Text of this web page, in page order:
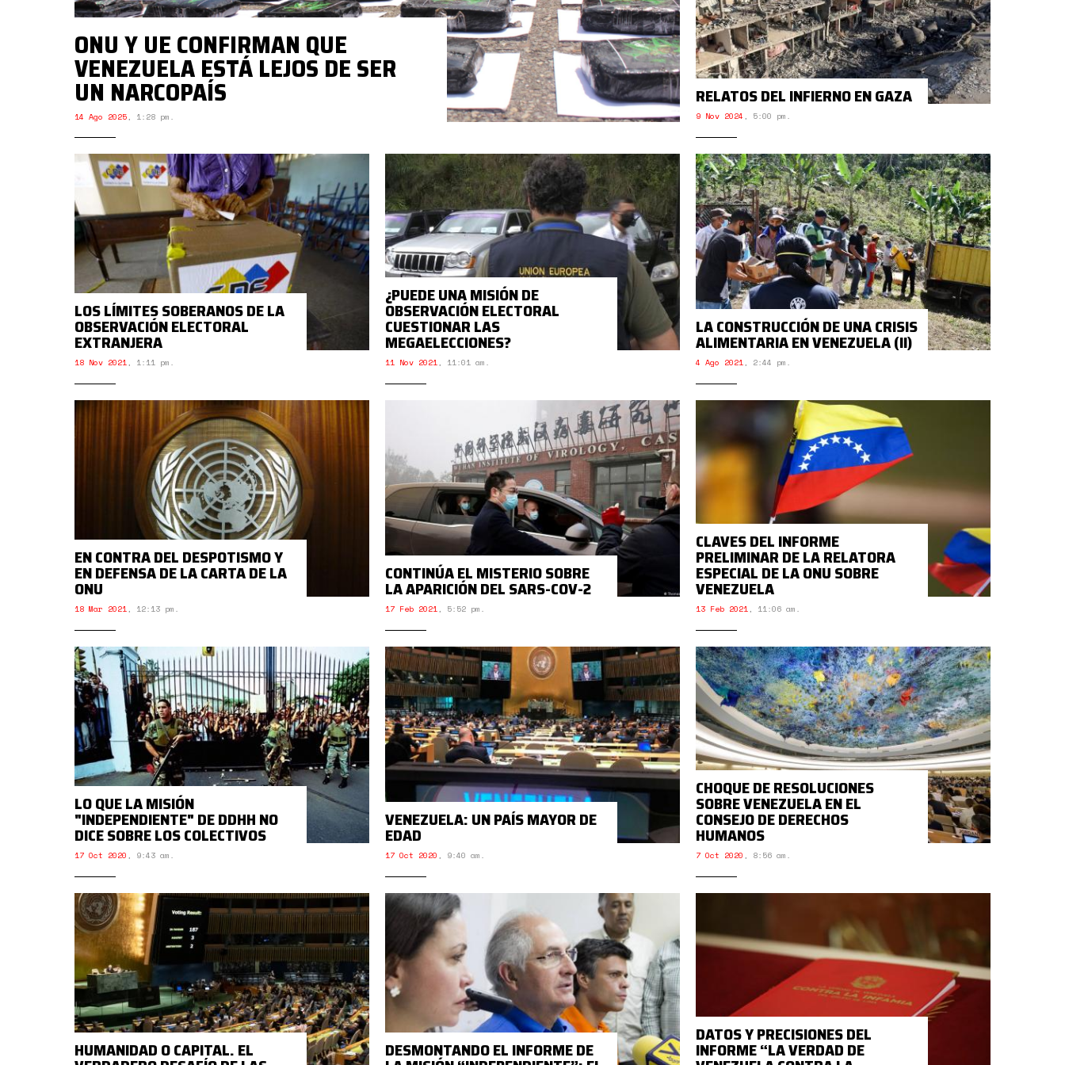
ONU Y UE CONFIRMAN QUE
VENEZUELA ESTÁ LEJOS DE SER
UN NARCOPAÍS
14 Ago 2025, 1:28 pm.
RELATOS DEL INFIERNO EN GAZA
9 Nov 2024 , 5:00 pm.
LOS LÍMITES SOBERANOS DE LA
OBSERVACIÓN ELECTORAL
EXTRANJERA
18 Nov 2021, 1:11 pm.
¿PUEDE UNA MISIÓN DE
OBSERVACIÓN ELECTORAL
CUESTIONAR LAS
MEGAELECCIONES?
11 Nov 2021, 11:01 am.
LA CONSTRUCCIÓN DE UNA CRISIS
ALIMENTARIA EN VENEZUELA (II)
4 Ago 2021, 2:44 pm.
EN CONTRA DEL DESPOTISMO Y
EN DEFENSA DE LA CARTA DE LA
ONU
18 Mar 2021, 12:13 pm.
CONTINÚA EL MISTERIO SOBRE
LA APARICIÓN DEL SARS-COV-2
17 Feb 2021, 5:52 pm.
CLAVES DEL INFORME
PRELIMINAR DE LA RELATORA
ESPECIAL DE LA ONU SOBRE
VENEZUELA
13 Feb 2021, 11:06 am.
LO QUE LA MISIÓN
"INDEPENDIENTE" DE DDHH NO
DICE SOBRE LOS COLECTIVOS
17 Oct 2020 , 9:43 am.
VENEZUELA: UN PAÍS MAYOR DE
EDAD
17 Oct 2020 , 9:40 am.
CHOQUE DE RESOLUCIONES
SOBRE VENEZUELA EN EL
CONSEJO DE DERECHOS
HUMANOS
7 Oct 2020 , 8:56 am.
HUMANIDAD O CAPITAL. EL DESMONTANDO EL INFORME DE
DATOS Y PRECISIONES DEL
INFORME “LA VERDAD DE